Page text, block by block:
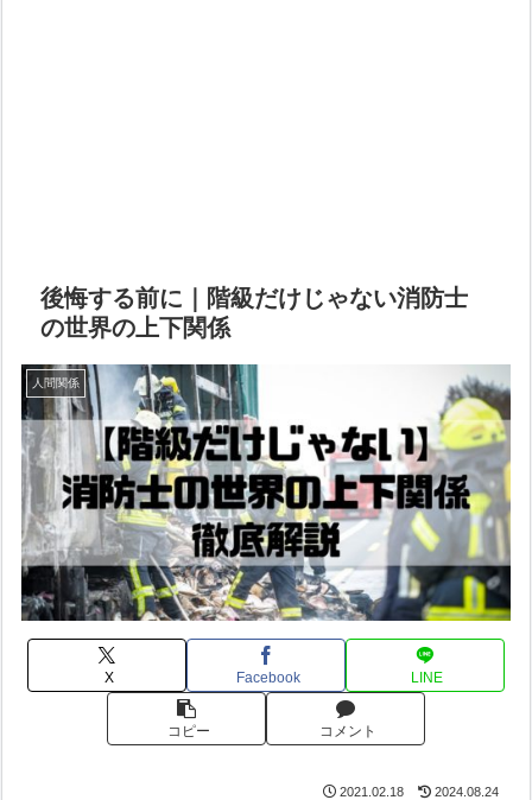
後悔する前に｜階級だけじゃない消防士
の世界の上下関係
人間関係
X Facebook LINE
コピー コメント
2021.02.18 2024.08.24